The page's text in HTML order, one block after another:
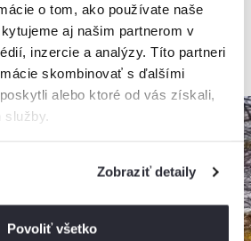
o tom, ako používate naše
aj našim partnerom v
inzercie a analýzy. Títo partneri
skombinovať s ďalšími
alebo ktoré od vás získali,
služby.
Zobraziť detaily
Povoliť všetko
+ 0,9 km